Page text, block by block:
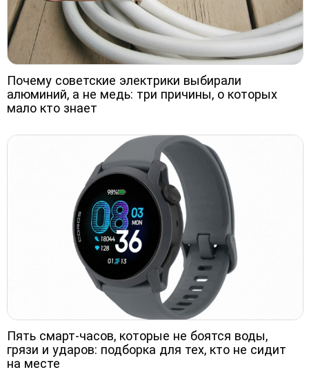
Почему советские электрики выбирали
алюминий, а не медь: три причины, о которых
мало кто знает
Пять смарт-часов, которые не боятся воды,
грязи и ударов: подборка для тех, кто не сидит
на месте